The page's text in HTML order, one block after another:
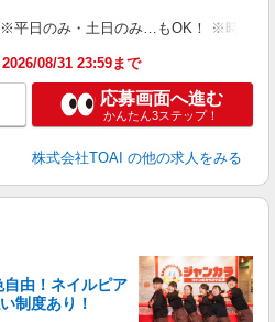
※平日のみ・土日のみ…もOK！ ※時短勤
08/31 23:59まで
応募画面へ進む
かんたん3ステップ！
株式会社TOAI の他の求人をみる
自由！ネイルピア
制度あり！